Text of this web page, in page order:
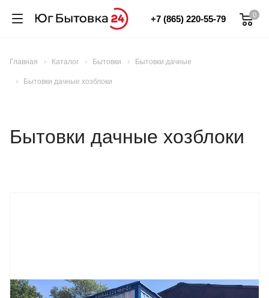
0
+7 (865) 220-55-79
Главная Каталог Бытовки Бытовки дачные
Бытовки дачные хозблоки
Бытовки дачные хозблоки